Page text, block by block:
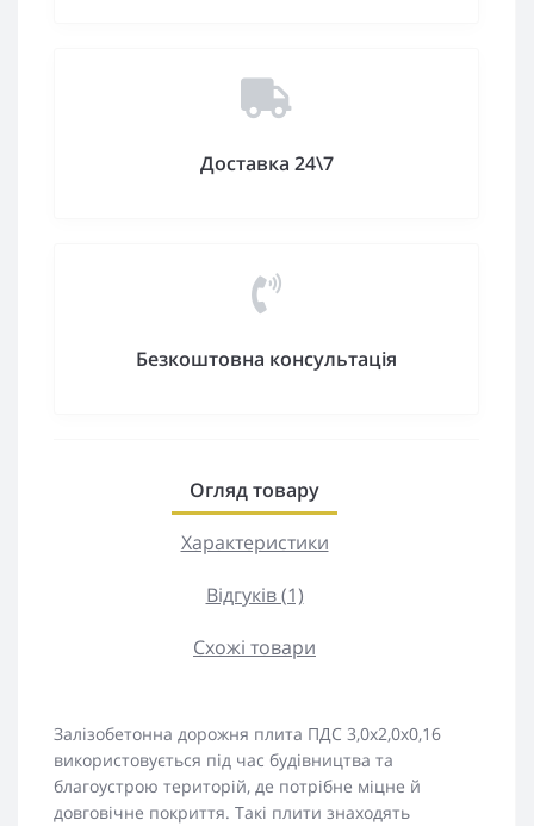
Доставка 24\7
Безкоштовна консультація
Огляд товару
Характеристики
Відгуків (1)
Схожі товари
Залізобетонна дорожня плита ПДС 3,0х2,0х0,16
використовується під час будівництва та
благоустрою територій, де потрібне міцне й
довговічне покриття. Такі плити знаходять